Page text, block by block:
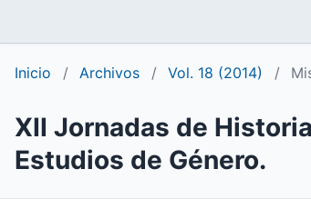
Inicio / Archivos / Vol. 18 (2014) /
XII Jornadas de
Estudios de Género.